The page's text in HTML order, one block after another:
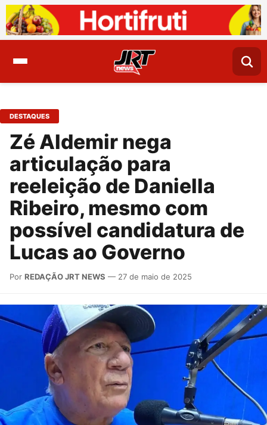
DESTAQUES
Zé Aldemir nega
articulação para
reeleição de Daniella
Ribeiro, mesmo com
possível candidatura de
Lucas ao Governo
Por REDAÇÃO JRT NEWS — 27 de maio de 2025